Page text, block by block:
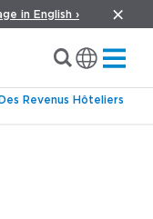
in English ›
Revenus Hôteliers